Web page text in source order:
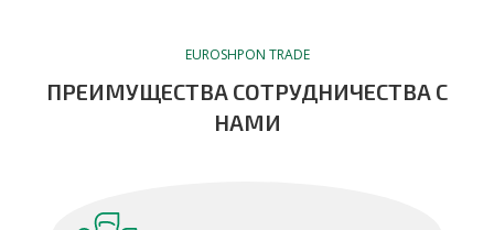
EUROSHPON TRADE
ПРЕИМУЩЕСТВА СОТРУДНИЧЕСТВА С
НАМИ